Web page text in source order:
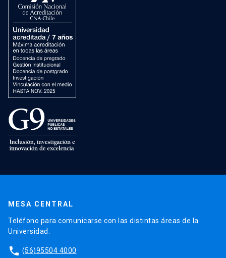
MESA CENTRAL
Teléfono para comunicarse con las distintas áreas de la
Universidad.
phone (56)95504 4000